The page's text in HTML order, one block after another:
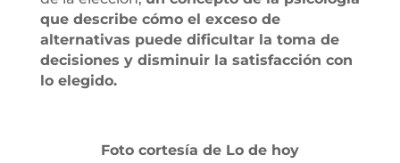
que describe cómo el exceso de
alternativas puede dificultar la toma de
decisiones y disminuir la satisfacción con
lo elegido.
Foto cortesía de Lo de hoy